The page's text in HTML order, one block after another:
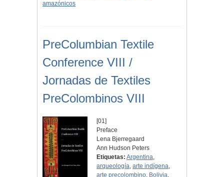
amazónicos
PreColumbian Textile
Conference VIII /
Jornadas de Textiles
PreColombinos VIII
[01]
Preface
Lena Bjerregaard
Ann Hudson Peters
Etiquetas: Argentina,
arqueología,arte indígena,
arte precolombino, Bolivia,